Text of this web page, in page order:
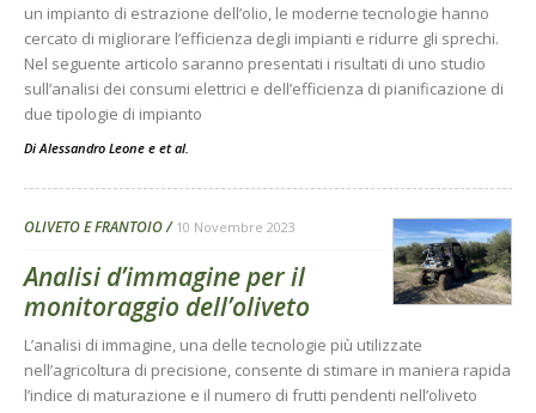
un impianto di estrazione dell’olio, le moderne tecnologie hanno
cercato di migliorare l’efficienza degli impianti e ridurre gli sprechi.
Nel seguente articolo saranno presentati i risultati di uno studio
sull’analisi dei consumi elettrici e dell’efficienza di pianificazione di
due tipologie di impianto
DiAlessandro Leone e et al.
OLIVETO E FRANTOIO 10 Novembre 2023
Analisi d’immagine per il
monitoraggio dell’oliveto
L’analisi di immagine, una delle tecnologie più utilizzate
nell’agricoltura di precisione, consente di stimare in maniera rapida
l’indice di maturazione e il numero di frutti pendenti nell’oliveto